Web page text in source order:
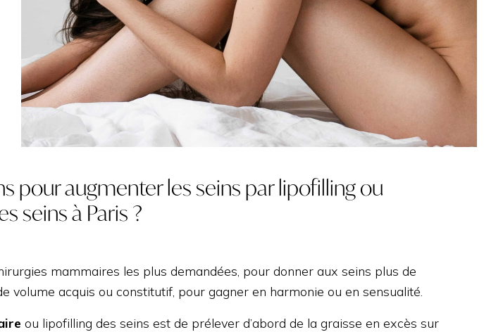
DES CUISSES
EXOSOMES
INTIME
pour augmenter les seins par lipofilling ou
seins à Paris ?
mammaires les plus demandées, pour donner aux seins plus de
volume acquis ou constitutif, pour gagner en harmonie ou en sensualité.
ou lipofilling des seins est de prélever d’abord de la graisse en excès sur